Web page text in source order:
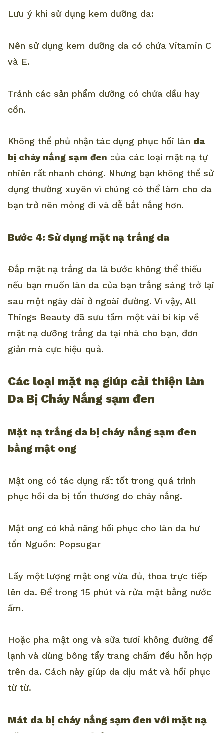
Lưu ý khi sử dụng kem dưỡng da:
Nên sử dụng kem dưỡng da có chứa Vitamin C
và E.
Tránh các sản phẩm dưỡng có chứa dầu hay
cồn.
Không thể phủ nhận tác dụng phục hồi làn da
bị cháy nắng sạm đen của các loại mặt nạ tự
nhiên rất nhanh chóng. Nhưng bạn không thể sử
dụng thường xuyên vì chúng có thể làm cho da
bạn trở nên mỏng đi và dễ bắt nắng hơn.
Bước 4: Sử dụng mặt nạ trắng da
Đắp mặt nạ trắng da là bước không thể thiếu
nếu bạn muốn làn da của bạn trắng sáng trở lại
sau một ngày dài ở ngoài đường. Vì vậy, All
Things Beauty đã sưu tầm một vài bí kíp về
mặt nạ dưỡng trắng da tại nhà cho bạn, đơn
giản mà cực hiệu quả.
Các loại mặt nạ giúp cải thiện làn
Da Bị Cháy Nắng sạm đen
Mặt nạ trắng da bị cháy nắng sạm đen
bằng mật ong
Mật ong có tác dụng rất tốt trong quá trình
phục hồi da bị tổn thương do cháy nắng.
Mật ong có khả năng hồi phục cho làn da hư
tổn Nguồn: Popsugar
Lấy một lượng mật ong vừa đủ, thoa trực tiếp
lên da. Để trong 15 phút và rửa mặt bằng nước
ấm.
Hoặc pha mật ong và sữa tươi không đường để
lạnh và dùng bông tẩy trang chấm đều hỗn hợp
trên da. Cách này giúp da dịu mát và hồi phục
từ từ.
Mát da bị cháy nắng sạm đen với mặt nạ